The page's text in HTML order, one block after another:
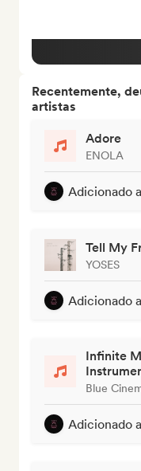
Recentemente,
artistas
Adore
ENOLA
Adicionado
Tell My
YOSES
Adicionado
Infinite
Blue
Adicionado